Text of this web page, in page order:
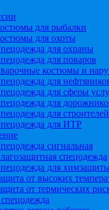
для рыбалки
для охоты
для охраны
для поваров
костюмы и
для
для сферы
для
для строителей
для ИТР
сигнальная
спецодежда
для химзащиты
от высоких
от термических